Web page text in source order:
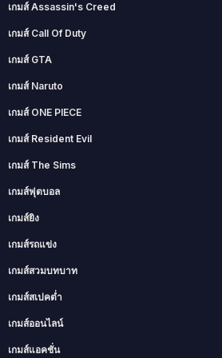
เกมส์ Assassin's Creed
เกมส์ Call Of Duty
เกมส์ GTA
เกมส์ Naruto
เกมส์ ONE PIECE
เกมส์ Resident Evil
เกมส์ The Sims
เกมส์ฟุตบอล
เกมส์ยิง
เกมส์รถแข่ง
เกมส์สวมบทบาท
เกมส์สเปคต่ำ
เกมส์ออนไลน์
เกมส์แอคชั่น